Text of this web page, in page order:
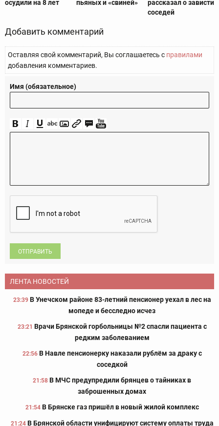
осудили на 8 лет
пьяных и «свиней»
рассказал о зависти
соседей
Добавить комментарий
Оставляя свой комментарий, Вы соглашаетесь с правилами
добавления комментариев.
Имя (обязательное)
ОТПРАВИТЬ
ЛЕНТА НОВОСТЕЙ
23:39 В Унечском районе 83-летний пенсионер уехал в лес на
мопеде и бесследно исчез
23:21 Врачи Брянской горбольницы №2 спасли пациента с
редким заболеванием
22:56 В Навле пенсионерку наказали рублём за драку с
соседкой
21:58 В МЧС предупредили брянцев о тайниках в
заброшенных домах
21:54 В Брянске газ пришёл в новый жилой комплекс
21:24 В Брянской области унифицируют систему оплаты труда